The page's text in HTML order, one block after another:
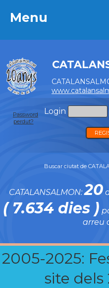
Menu
Login
Password
perdut?
Buscar ciutat de
CATALANSALMON:20
( 7.634 dies )
arreu
2005-2025:
site dels
Menu